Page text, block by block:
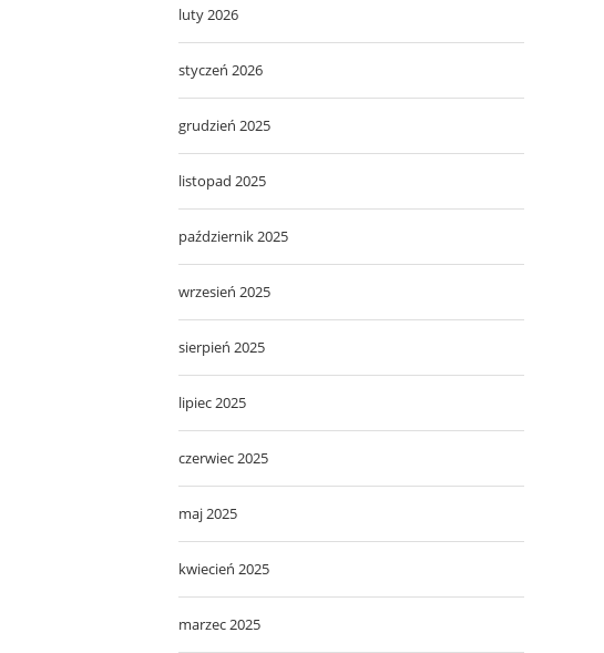
luty 2026
styczeń 2026
grudzień 2025
listopad 2025
październik 2025
wrzesień 2025
sierpień 2025
lipiec 2025
czerwiec 2025
maj 2025
kwiecień 2025
marzec 2025